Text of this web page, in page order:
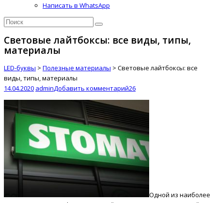
Написать в WhatsApp
Световые лайтбоксы: все виды, типы,
материалы
LED-буквы > Полезные материалы > Световые лайтбоксы: все
виды, типы, материалы
14.04.2020 adminДобавить комментарий26
Одной из наиболее